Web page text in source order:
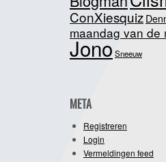
ConXiesquiz
maandag van de
JonoSneeuw
META
Registreren
Login
Vermeldingen feed